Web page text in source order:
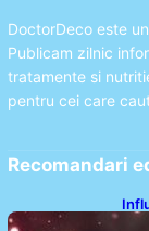
DoctorDeco este
Publicam zilnic
tratamente si
pentru cei care
Recomandari